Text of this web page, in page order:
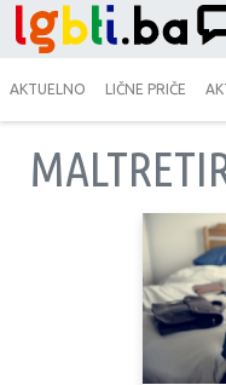
AKTUELNO LIČNE PRIČE